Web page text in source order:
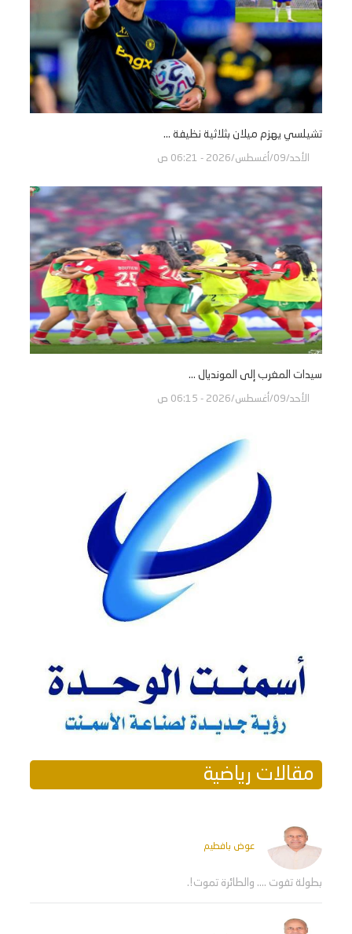
تشيلسي يهزم ميلان بثلاثية نظيفة ...
الأحد/09/أغسطس/2026 - 06:21 ص
سيدات المغرب إلى المونديال ...
الأحد/09/أغسطس/2026 - 06:15 ص
مقالات رياضية
عوض بافطيم
بطولة تفوت .... والطائرة تموت!.